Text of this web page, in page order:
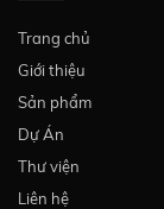
Trang chủ
Giới thiệu
Sản phẩm
Dự Án
Thư viện
Liên hệ